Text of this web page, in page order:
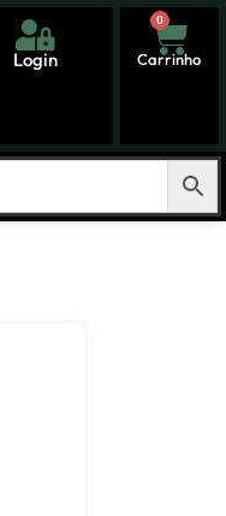
Login
0
Carrinho